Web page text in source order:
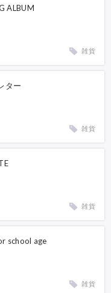
ALBUM
雑貨
ター
雑貨
雑貨
school age
雑貨